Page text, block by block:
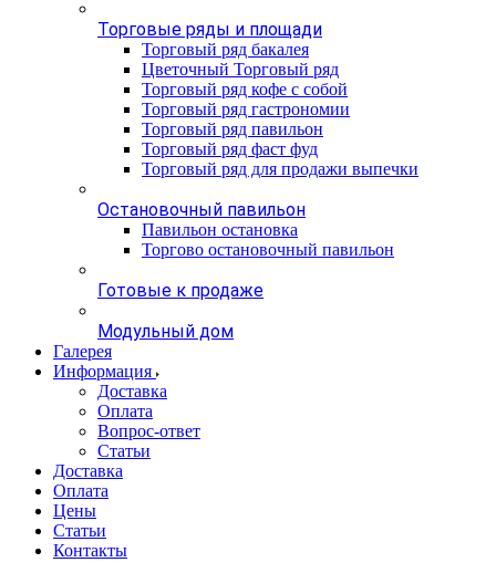
Торговые ряды и площади
Торговый ряд бакалея
Цветочный Торговый ряд
Торговый ряд кофе с собой
Торговый ряд гастрономии
Торговый ряд павильон
Торговый ряд фаст фуд
Торговый ряд для продажи выпечки
Остановочный павильон
Павильон остановка
Торгово остановочный павильон
Готовые к продаже
Модульный дом
Галерея
Информация
Доставка
Оплата
Вопрос-ответ
Статьи
Доставка
Оплата
Цены
Статьи
Контакты